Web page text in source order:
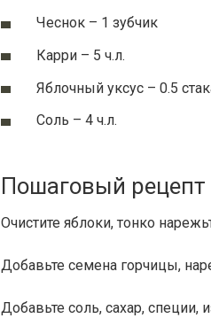
Чеснок – 1 зубчик
Карри – 5 ч.л.
Яблочный уксус – 0.5
Соль – 4 ч.л.
Пошаговый рецепт
Очистите яблоки, тонко
Добавьте семена горчицы,
Добавьте соль, сахар,